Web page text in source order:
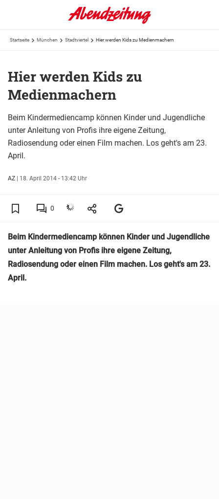
Startseite München Stadtviertel Hier werden Kids zu Medienmachern
Hier werden Kids zu
Medienmachern
Beim Kindermediencamp können Kinder und Jugendliche
unter Anleitung von Profis ihre eigene Zeitung,
Radiosendung oder einen Film machen. Los geht's am 23.
April.
AZ | 18. April 2014 - 13:42 Uhr
0
Beim Kindermediencamp können Kinder und Jugendliche
unter Anleitung von Profis ihre eigene Zeitung,
Radiosendung oder einen Film machen. Los geht's am 23.
April.